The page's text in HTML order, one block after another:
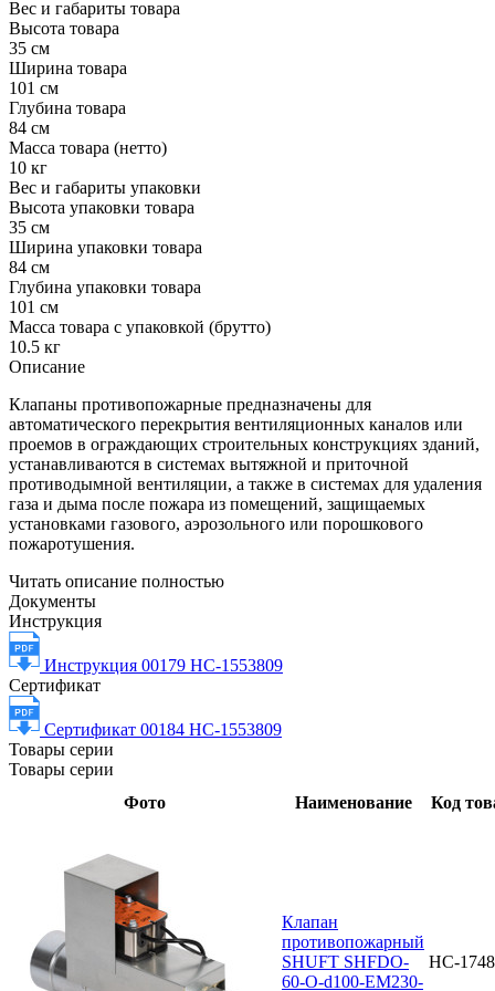
Вес и габариты товара
Высота товара
35 см
Ширина товара
101 см
Глубина товара
84 см
Масса товара (нетто)
10 кг
Вес и габариты упаковки
Высота упаковки товара
35 см
Ширина упаковки товара
84 см
Глубина упаковки товара
101 см
Масса товара с упаковкой (брутто)
10.5 кг
Описание
Клапаны противопожарные предназначены для
автоматического перекрытия вентиляционных каналов или
проемов в ограждающих строительных конструкциях зданий,
устанавливаются в системах вытяжной и приточной
противодымной вентиляции, а также в системах для удаления
газа и дыма после пожара из помещений, защищаемых
установками газового, аэрозольного или порошкового
пожаротушения.
Читать описание полностью
Документы
Инструкция
Инструкция 00179 НС-1553809
Сертификат
Сертификат 00184 НС-1553809
Товары серии
Товары серии
Фото
Наименование Код
Клапан
противопожарный
SHUFT SHFDO-
60-O-d100-EM230-
НС-